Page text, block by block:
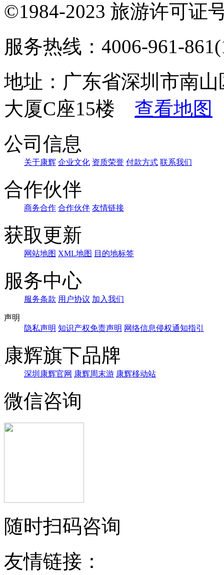
©1984-2023 旅游许可证
服务热线：4006-961-
地址：广东省深圳市南
大厦C座15楼 查看地图
公司信息
关于康辉 企业文化 资质荣誉 付款方式 联系我们
合作伙伴
商务合作 合作伙伴 友情链接
获取更新
网站地图 XML地图 目的地标签
服务中心
服务条款 用户协议 加入我们
声明
隐私声明 知识产权免责声明 网络信息侵权通知指引
康辉旗下品牌
深圳康辉官网 康辉周末游 康辉移动站
微信咨询
随时扫码咨询
友情链接：